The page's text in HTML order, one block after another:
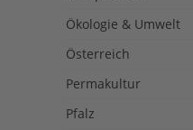
Ökologie & Umwelt
Österreich
Permakultur
Pfalz